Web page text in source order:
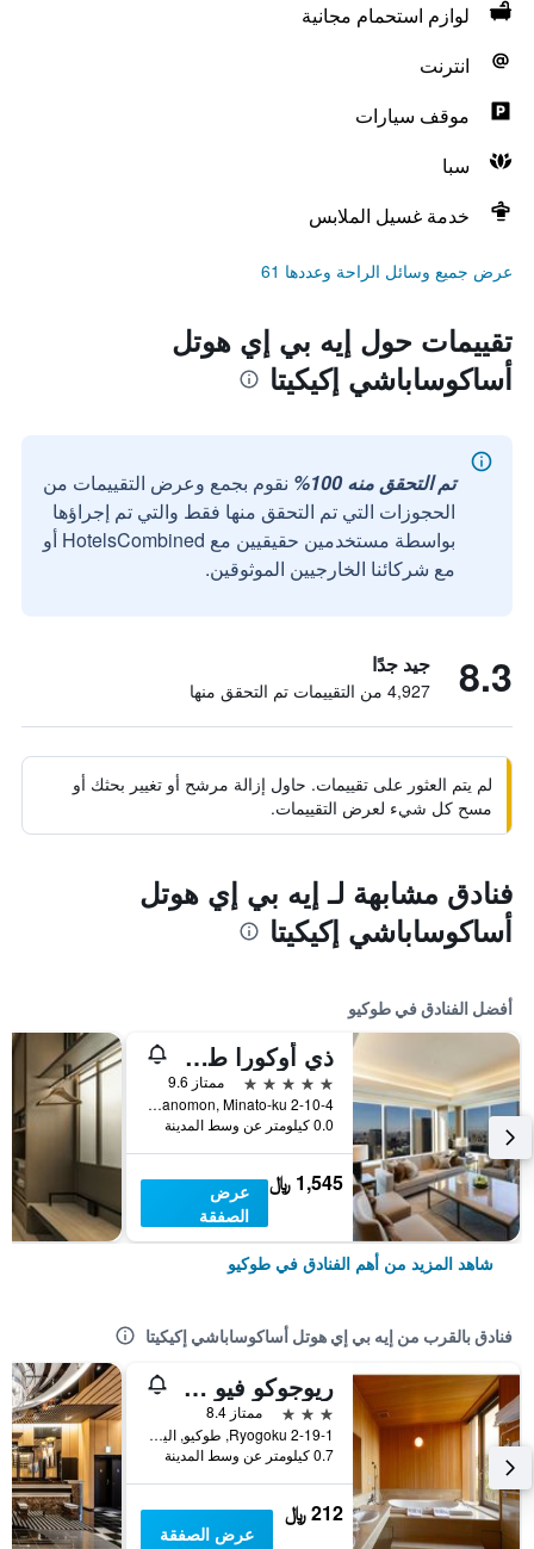
لوازم استحمام مجانية
انترنت
موقف سيارات
سبا
خدمة غسيل الملابس
عرض جميع وسائل الراحة وعددها 61
تقييمات حول إيه بي إي هوتل
أساكوساباشي إكيكيتا
تم التحقق منه 100%
نقوم بجمع وعرض التقييمات من
الحجوزات التي تم التحقق منها فقط والتي تم إجراؤها
بواسطة مستخدمين حقيقيين مع HotelsCombined أو
مع شركائنا الخارجيين الموثوقين.
8.3 جيد جدًا
4,927 من التقييمات تم التحقق منها
لم يتم العثور على تقييمات. حاول إزالة مرشح أو تغيير بحثك أو
مسح كل شيء لعرض التقييمات.
فنادق مشابهة لـ إيه بي إي هوتل
أساكوساباشي إكيكيتا
أفضل الفنادق في طوكيو
ذي أوكورا طوكيو
5 نجوم
ممتاز 9.6
2-10-4 Toranomon, Minato-ku, طوكيو, اليابان
0.0 كيلومتر عن وسط المدينة
1,545 ﷼
عرض
الصفقة
شاهد المزيد من أهم الفنادق في طوكيو
فنادق بالقرب من إيه بي إي هوتل أساكوساباشي إكيكيتا
ريوجوكو فيو هوتل
3 نجوم
ممتاز 8.4
2-19-1 Ryogoku, طوكيو, اليابان
0.7 كيلومتر عن وسط المدينة
212 ﷼
عرض الصفقة